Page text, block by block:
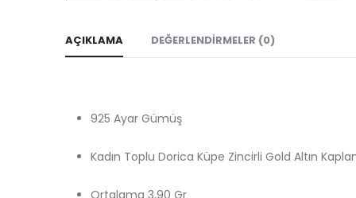
AÇIKLAMA DEĞERLENDIRMELER (0)
925 Ayar Gümüş
Kadın Toplu Dorica Küpe Zincirli Gold Altın